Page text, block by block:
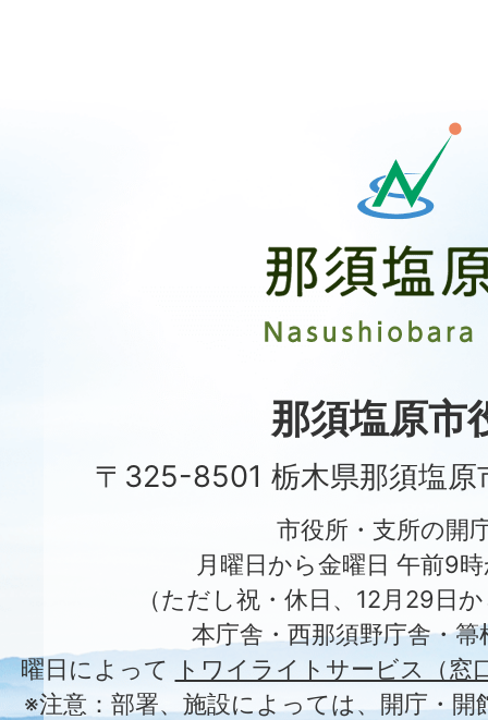
原
市
City
那須塩原市
〒325-8501 栃木県那須塩原
市役所・支所の開
月曜日から金曜日 午前9
（ただし祝・休日、12月29日
本庁舎・西那須野庁舎・
曜日によって
トワイライトサービス（窓
※注意：部署、施設によっては、開庁・